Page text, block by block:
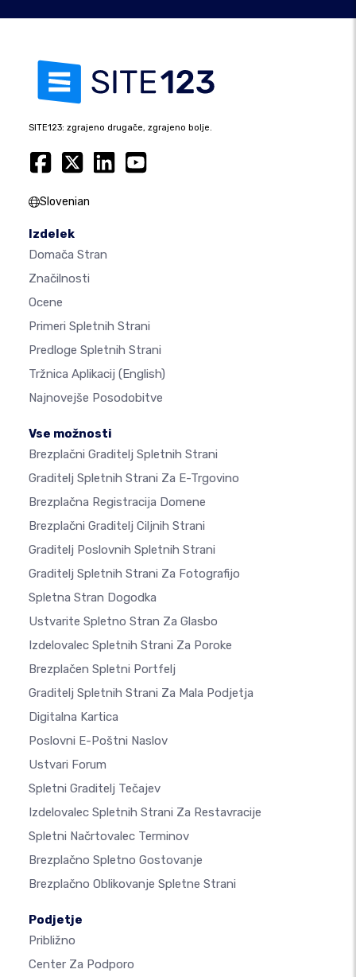
SITE123: zgrajeno drugače, zgrajeno bolje.
Slovenian
Izdelek
Domača Stran
Značilnosti
Ocene
Primeri Spletnih Strani
Predloge Spletnih Strani
Tržnica Aplikacij (English)
Najnovejše Posodobitve
Vse možnosti
Brezplačni Graditelj Spletnih Strani
Graditelj Spletnih Strani Za E-Trgovino
Brezplačna Registracija Domene
Brezplačni Graditelj Ciljnih Strani
Graditelj Poslovnih Spletnih Strani
Graditelj Spletnih Strani Za Fotografijo
Spletna Stran Dogodka
Ustvarite Spletno Stran Za Glasbo
Izdelovalec Spletnih Strani Za Poroke
Brezplačen Spletni Portfelj
Graditelj Spletnih Strani Za Mala Podjetja
Digitalna Kartica
Poslovni E-Poštni Naslov
Ustvari Forum
Spletni Graditelj Tečajev
Izdelovalec Spletnih Strani Za Restavracije
Spletni Načrtovalec Terminov
Brezplačno Spletno Gostovanje
Brezplačno Oblikovanje Spletne Strani
Podjetje
Približno
Center Za Podporo